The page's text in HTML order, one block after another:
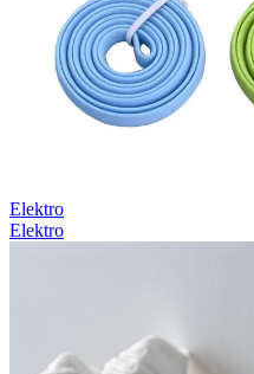
Elektro
Elektro